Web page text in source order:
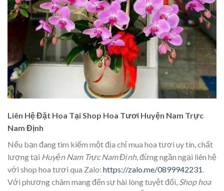
Liên Hệ Đặt Hoa Tại Shop Hoa Tươi Huyện Nam Trực
Nam Định
Nếu bạn đang tìm kiếm một địa chỉ mua hoa tươi uy tín, chất
lượng tại Huyện Nam Trực Nam Định, đừng ngần ngại liên hệ
với shop hoa tươi qua Zalo: https://zalo.me/0899942231.
Với phương châm mang đến sự hài lòng tuyệt đối, Shop hoa